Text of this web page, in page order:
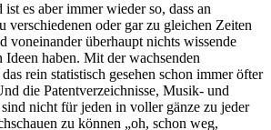
es aber immer wieder so, dass an
verschiedenen oder gar zu gleichen Zeiten
voneinander überhaupt nichts wissende
Ideen haben. Mit der wachsenden
rein statistisch gesehen schon immer öfter
die Patentverzeichnisse, Musik- und
nicht für jeden in voller gänze zu jeder
zu können „oh, schon weg,